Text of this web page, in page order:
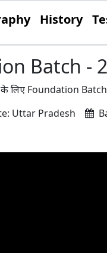
History
Batch -
के लिए Foundation
Uttar Pradesh